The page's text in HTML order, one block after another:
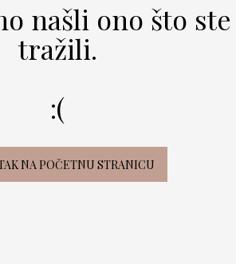
našli ono što ste
tražili.
:(
NA POČETNU STRANICU